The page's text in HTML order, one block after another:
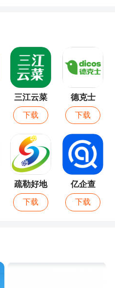
个画面，获得高分辨率照
境进行了优化的专属滤
喜爱的社交媒体应用。
订阅用户可以将摄像
至云端（全部保持原始
三江云菜
下载
德克士
下载
疏勒好地
方
下载
亿企查
下载